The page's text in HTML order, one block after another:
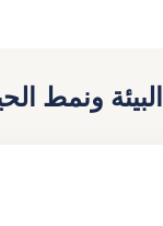
البيئة ونمط